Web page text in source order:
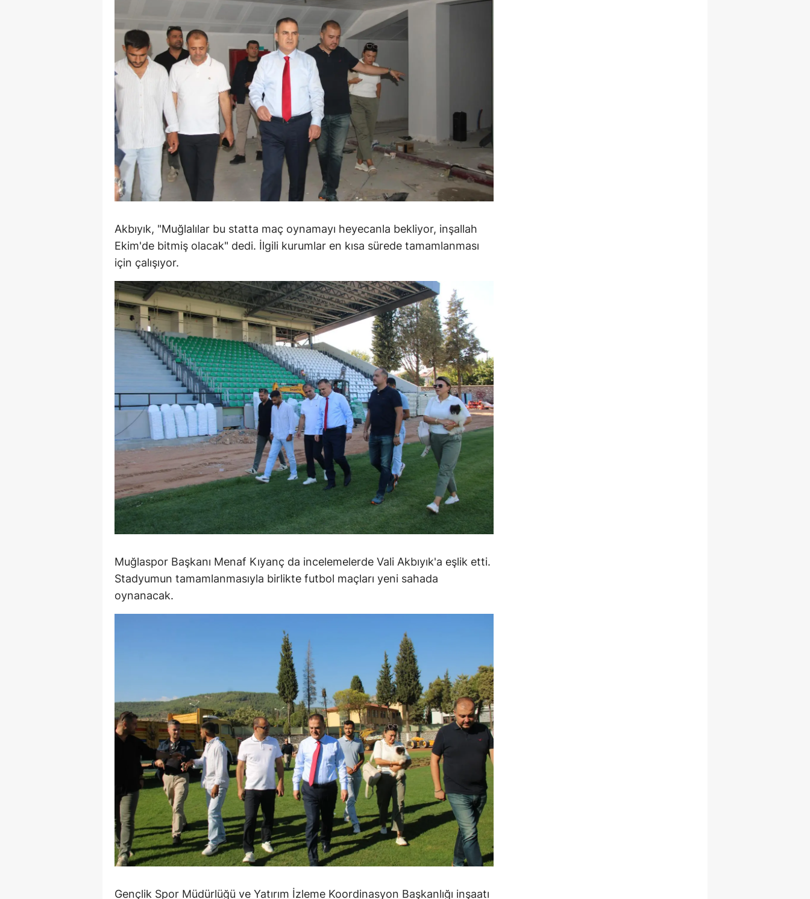
Ordu
Rize
Sakarya
Samsun
Siirt
Sinop
Tokat
Tunceli
Şanlıurfa
Uşak
Van
Yozgat
Zonguldak
Aksaray
Bayburt
Karaman
Kırıkkale
Batman
Bartın
Iğdır
Yalova
Karabük
Kilis
Osmaniye
Düzce
Akbıyık, "Muğlalılar bu statta maç oynamayı heyecanla bekliyor, inşallah
Ekim'de bitmiş olacak" dedi. İlgili kurumlar en kısa sürede tamamlanması
için çalışıyor.
Muğlaspor Başkanı Menaf Kıyanç da incelemelerde Vali Akbıyık'a eşlik etti.
Stadyumun tamamlanmasıyla birlikte futbol maçları yeni sahada
oynanacak.
Gençlik Spor Müdürlüğü ve Yatırım İzleme Koordinasyon Başkanlığı inşaatı